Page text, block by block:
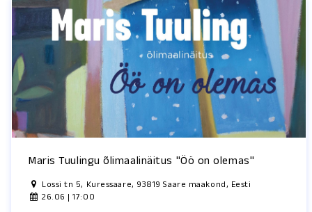
Maris Tuulingu õlimaalinäitus "Öö on olemas"
Lossi tn 5, Kuressaare, 93819 Saare maakond, Eesti
26.06 | 17:00